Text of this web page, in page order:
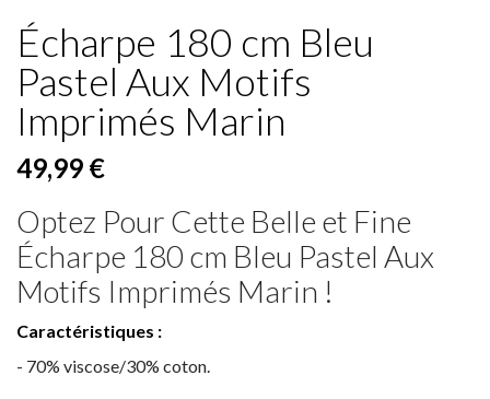
Écharpe 180 cm Bleu
Pastel Aux Motifs
Imprimés Marin
49,99 €
Optez Pour Cette Belle et Fine
Écharpe 180 cm Bleu Pastel Aux
Motifs Imprimés Marin !
Caractéristiques :
- 70% viscose/30% coton.